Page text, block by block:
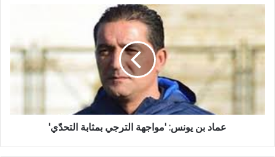
عماد بن يونس: 'مواجهة الترجي بمثابة التحدّي'